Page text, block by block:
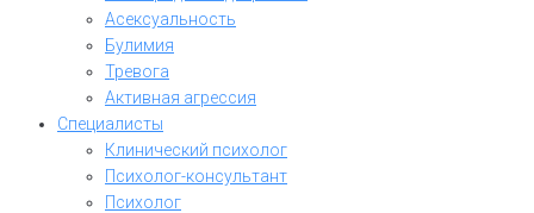
Асексуальность
Булимия
Тревога
Активная агрессия
Специалисты
Клинический психолог
Психолог-консультант
Психолог